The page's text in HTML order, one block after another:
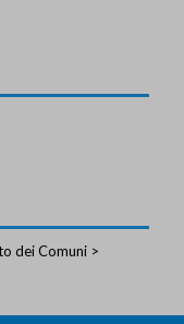
dei Comuni >